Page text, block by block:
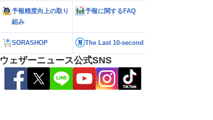
予報精度向上の取り
組み
予報に関するFAQ
SORASHOP The Last 10-second
ウェザーニュース公式SNS